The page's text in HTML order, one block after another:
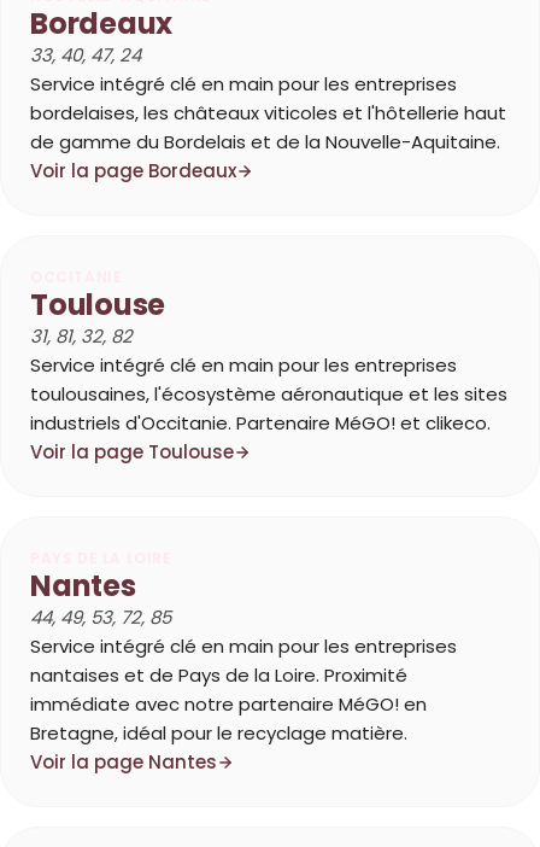
Bordeaux
33, 40, 47, 24
Service intégré clé en main pour les entreprises
bordelaises, les châteaux viticoles et l'hôtellerie haut
de gamme du Bordelais et de la Nouvelle-Aquitaine.
Voir la page Bordeaux
Toulouse
31, 81, 32, 82
Service intégré clé en main pour les entreprises
toulousaines, l'écosystème aéronautique et les sites
industriels d'Occitanie. Partenaire MéGO! et clikeco.
Voir la page Toulouse
Nantes
44, 49, 53, 72, 85
Service intégré clé en main pour les entreprises
nantaises et de Pays de la Loire. Proximité
immédiate avec notre partenaire MéGO! en
Bretagne, idéal pour le recyclage matière.
Voir la page Nantes